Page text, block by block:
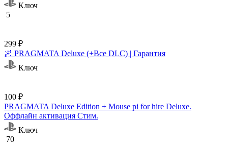
Ключ
5
299 ₽
🌌 PRAGMATA Deluxe (+Все DLC) | Гарантия
Ключ
100 ₽
PRAGMATA Deluxe Edition + Mouse pi for hire Deluxe.
Оффлайн активация Cтим.
Ключ
70